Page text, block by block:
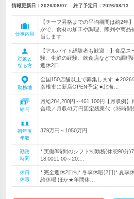
情報更新日：2026/08/07 終了予定日： 2026/08/13
仕事内容
【チーフ昇格までの平均期間は約2年
かで、食材の加工や調理、陳列や商品
当します
対象と
なる方
【アルバイト経験者も歓迎！】食品
験、生鮮の経験、飲食店などでの調理
週休2日
勤務地
全国150店舗以上で募集します
彦根市に新店OPEN予定 ■北海…
給与
月給284,200円～461,100円【月収例
合職／月収41万円固定残業代（35時間
初年度
年収
379万円～1050万円
勤務
時間
* 実働8時間のシフト制勤務(休憩90分
18:0011:00～20:…
休日
休暇
* 完全週休2日制* 冬季休暇(2日)* 夏季
給休暇 ほか★年間休…